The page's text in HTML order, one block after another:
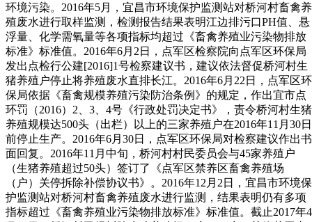
环境污染。2016年5月，宜昌市环境保护监测站对桥河村畜禽养
殖废水进行取样监测，检测报告结果表明江边排污口PH值、悬
浮量、化学需氧量等各项指标均超过《畜禽养殖业污染物排放
标准》标准值。2016年6月2日，点军区检察院向点军区环保局
发出点检行公建[2016]1号检察建议书，建议依法督促桥河村生
猪养殖户停止将养殖废水直排长江。2016年6月22日，点军区环
保局依据《畜禽规模养殖污染防治条例》的规定，作出宜市点
环罚（2016）2、3、4号《行政处罚决定书》，责令桥河村生猪
养殖规模达500头（出栏）以上的三家养殖户在2016年11月30日
前停止生产。2016年6月30日，点军区环保局对检察建议作出书
面回复。2016年11月中旬，桥河村村民委员会与45家养殖户
（生猪养殖超过50头）签订了《点军区禁养区畜禽养殖场
（户）关停拆除补偿协议书》。2016年12月2日，宜昌市环境保
护监测站对桥河村畜禽养殖废水进行监测，结果表明仍有多项
指标超过《畜禽养殖业污染物排放标准》标准值。截止2017年4